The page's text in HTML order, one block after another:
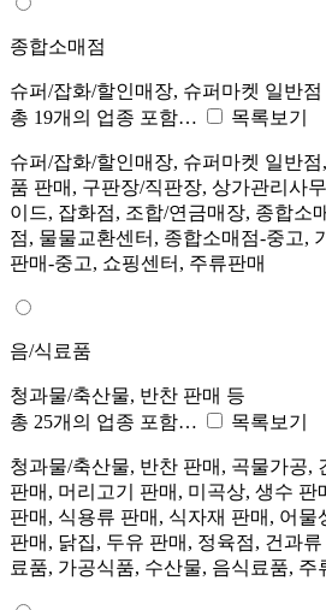
종합소매점
슈퍼/잡화/할인매장, 슈퍼마켓 일반점
총 19개의 업종 포함…
목록보기
슈퍼/잡화/할인매장, 슈퍼마켓 일반
품 판매, 구판장/직판장, 상가관리사
이드, 잡화점, 조합/연금매장, 종합소
점, 물물교환센터, 종합소매점-중고,
판매-중고, 쇼핑센터, 주류판매
음/식료품
청과물/축산물, 반찬 판매 등
총 25개의 업종 포함…
목록보기
청과물/축산물, 반찬 판매, 곡물가공,
판매, 머리고기 판매, 미곡상, 생수 판
판매, 식용류 판매, 식자재 판매, 어물
판매, 닭집, 두유 판매, 정육점, 건과
료품, 가공식품, 수산물, 음식료품, 주